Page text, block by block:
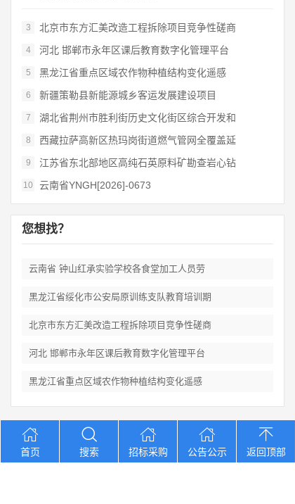
3 北京市东方汇美改造工程拆除项目竞争性磋商
4 河北 邯郸市永年区课后教育数字化管理平台
5 黑龙江省重点区域农作物种植结构变化遥感
6 新疆策勒县新能源城乡客运发展建设项目
7 湖北省荆州市胜利街历史文化街区综合开发和
8 西藏拉萨高新区热玛岗街道燃气管网全覆盖延
9 江苏省东北部地区高纯石英原料矿勘查岩心钻
10 云南省YNGH[2026]-0673
您想找？
云南省 钟山红承实验学校各食堂加工人员劳
黑龙江省绥化市公安局原训练支队教育培训期
北京市东方汇美改造工程拆除项目竞争性磋商
河北 邯郸市永年区课后教育数字化管理平台
黑龙江省重点区域农作物种植结构变化遥感
Copyright © 2012-2026 中招招标网 版权所有 网站备案号：京
ICP备2023026371号-2
首页 搜索 招标采购 公告公示 返回顶部